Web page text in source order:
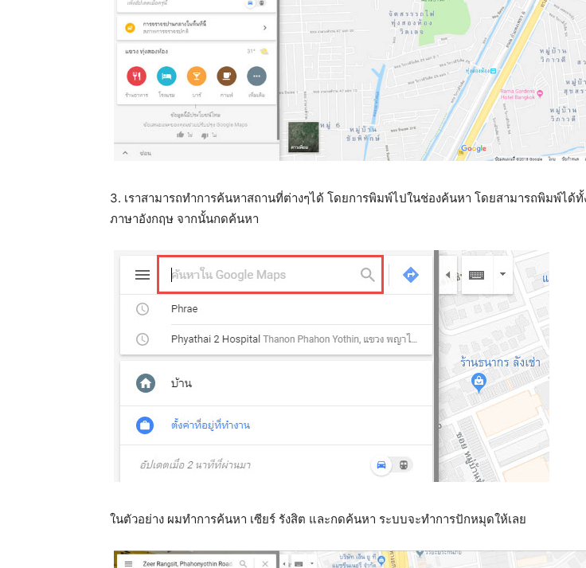
3. เราสามารถทำการค้นหาสถานที่ต่างๆได้ โดยการพิมพ์ไปในช่องค้นหา โดยสามารถพิมพ์ได้
ภาษาอังกฤษ จากนั้นกดค้นหา
ในตัวอย่าง ผมทำการค้นหา เซียร์ รังสิต และกดค้นหา ระบบจะทำการปักหมุดให้เลย